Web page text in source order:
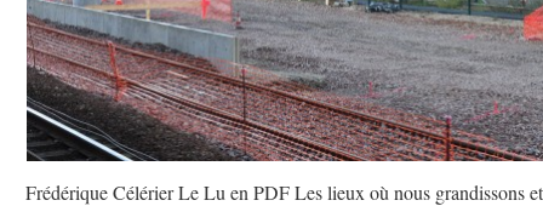
Frédérique Célérier Le Lu en PDF Les lieux où nous grandissons